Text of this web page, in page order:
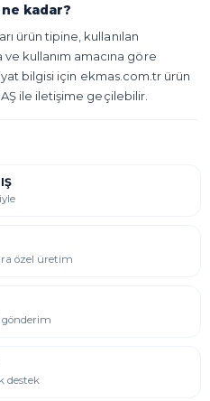
ne kadar?
ürün tipine, kullanılan
kullanım amacına göre
bilgisi için ekmas.com.tr ürün
ile iletişime geçilebilir.
özel üretim
destek